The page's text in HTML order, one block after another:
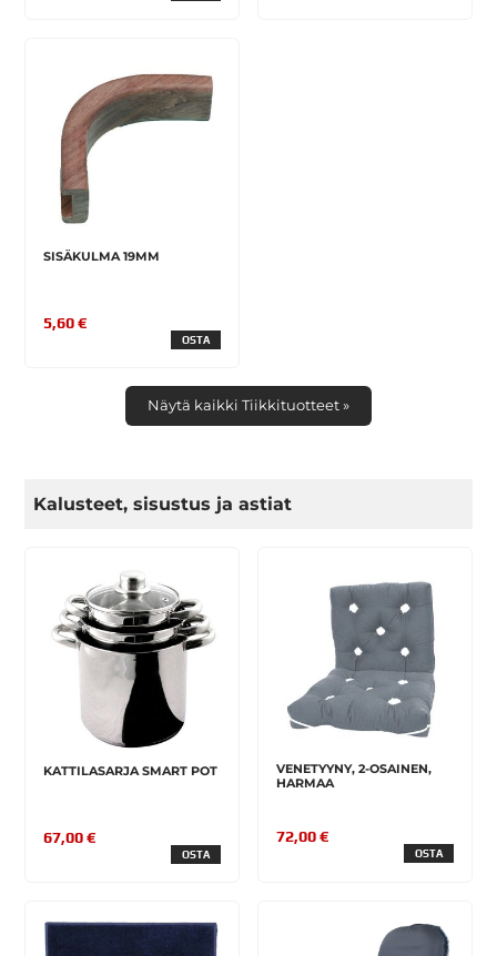
SISÄKULMA 19MM
5,60 €
OSTA
Näytä kaikki Tiikkituotteet »
Kalusteet, sisustus ja astiat
KATTILASARJA SMART POT
67,00 €
OSTA
VENETYYNY, 2-OSAINEN,
HARMAA
72,00 €
OSTA